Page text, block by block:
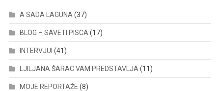
A SADA LAGUNA (37)
BLOG – SAVETI PISCA (17)
INTERVJUI (41)
LJILJANA ŠARAC VAM PREDSTAVLJA (11)
MOJE REPORTAŽE (8)